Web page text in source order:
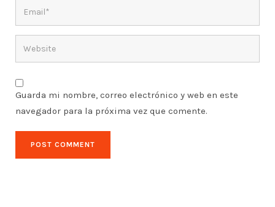
Guarda mi nombre, correo electrónico y web en este
navegador para la próxima vez que comente.